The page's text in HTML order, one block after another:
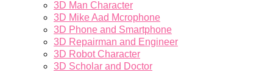
3D Man Character
3D Mike Aad Mcrophone
3D Phone and Smartphone
3D Repairman and Engineer
3D Robot Character
3D Scholar and Doctor